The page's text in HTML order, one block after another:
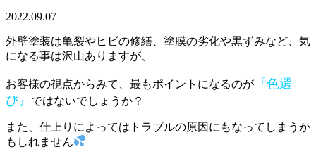
2022.09.07
外壁塗装は亀裂やヒビの修繕、塗膜の劣化や黒ずみなど、気
になる事は沢山ありますが、
お客様の視点からみて、最もポイントになるのが 『色選
び』
ではないでしょうか？
また、仕上りによってはトラブルの原因にもなってしまうか
もしれません